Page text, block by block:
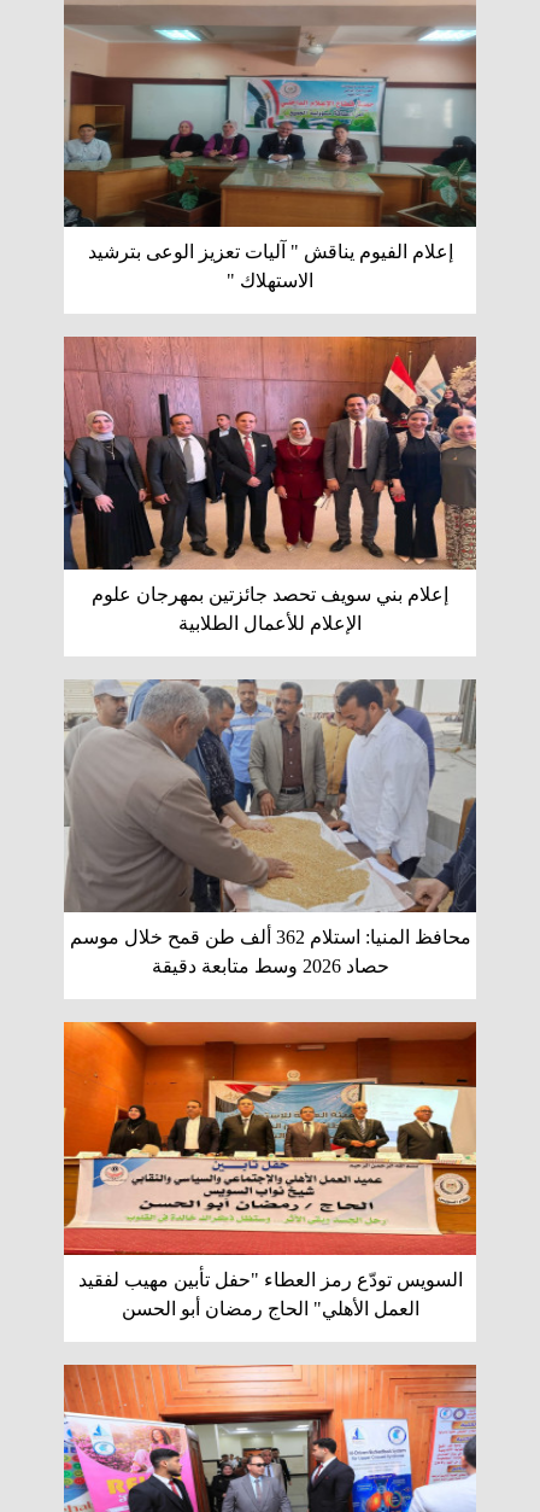
إعلام الفيوم يناقش " آليات تعزيز الوعى بترشيد
الاستهلاك "
إعلام بني سويف تحصد جائزتين بمهرجان علوم
الإعلام للأعمال الطلابية
محافظ المنيا: استلام 362 ألف طن قمح خلال موسم
حصاد 2026 وسط متابعة دقيقة
السويس تودّع رمز العطاء "حفل تأبين مهيب لفقيد
العمل الأهلي" الحاج رمضان أبو الحسن